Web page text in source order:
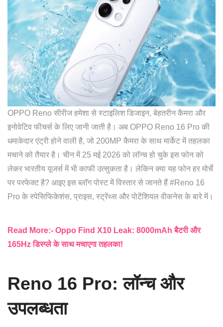
OPPO Reno सीरीज हमेशा से स्टाइलिश डिजाइन, बेहतरीन कैमरा और
इनोवेटिव फीचर्स के लिए जानी जाती है। अब OPPO Reno 16 Pro की
धमाकेदार एंट्री होने वाली है, जो 200MP कैमरा के साथ मार्केट में तहलका
मचाने को तैयार है। चीन में 25 मई 2026 को लॉन्च हो चुके इस फोन को
लेकर भारतीय यूजर्स में भी काफी उत्सुकता है। लेकिन क्या यह फोन हर मोर्चे
पर परफेक्ट है? आइए इस ब्लॉग पोस्ट में विस्तार से जानते हैं #Reno 16
Pro के स्पेसिफिकेशंस, प्राइस, स्ट्रेंथ्स और पोटेंशियल वीकनेस के बारे में।
Read More:- Oppo Find X10 Leak: 8000mAh बैटरी और
165Hz डिस्प्ले के साथ मचाएगा तहलका!
Reno 16 Pro: लॉन्च और
उपलब्धता